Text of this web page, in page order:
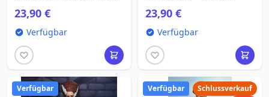
23,90 €
Verfügbar
der Oper
23,90 €
Verfügbar
Verfügbar
Schlussverkauf
Verfügbar